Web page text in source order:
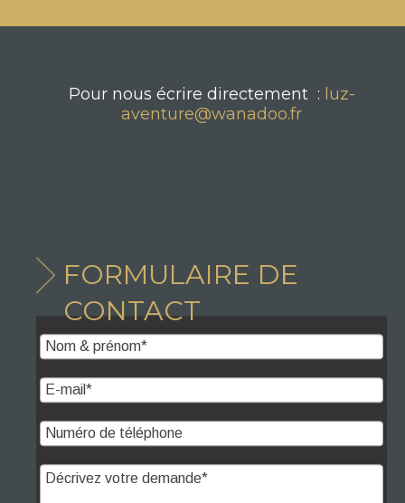
Pour nous écrire directement : luz-
aventure@wanadoo.fr
FORMULAIRE DE
CONTACT